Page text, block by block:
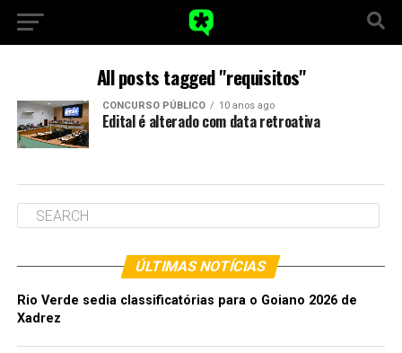
All posts tagged "requisitos"
CONCURSO PÚBLICO 10 anos ago
Edital é alterado com data retroativa
ÚLTIMAS NOTÍCIAS
Rio Verde sedia classificatórias para o Goiano 2026 de
Xadrez